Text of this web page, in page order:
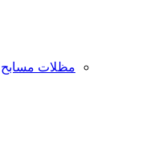
مظلات مسابح